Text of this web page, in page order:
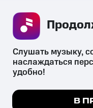
психотропных веществ,
их незаконный оборот
Мы используем
Слушать музыку,
наслаждаться
удобно!
В